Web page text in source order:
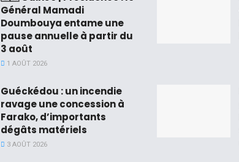
Général Mamadi
Doumbouya entame une
pause annuelle à partir du
3 août
1 AOÛT 2026
Guéckédou : un incendie
ravage une concession à
Farako, d’importants
dégâts matériels
3 AOÛT 2026